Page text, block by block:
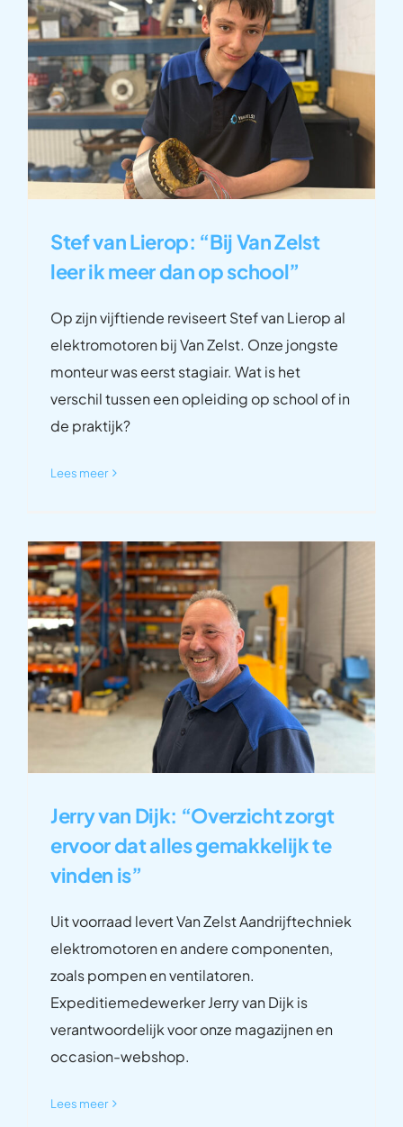
Stef van Lierop: “Bij Van Zelst
leer ik meer dan op school”
Op zijn vijftiende reviseert Stef van Lierop al
elektromotoren bij Van Zelst. Onze jongste
monteur was eerst stagiair. Wat is het
verschil tussen een opleiding op school of in
de praktijk?
Lees meer
Jerry van Dijk: “Overzicht zorgt
ervoor dat alles gemakkelijk te
vinden is”
Uit voorraad levert Van Zelst Aandrijftechniek
elektromotoren en andere componenten,
zoals pompen en ventilatoren.
Expeditiemedewerker Jerry van Dijk is
verantwoordelijk voor onze magazijnen en
occasion-webshop.
Lees meer